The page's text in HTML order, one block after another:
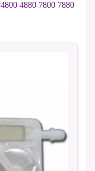
4880 7800 7880